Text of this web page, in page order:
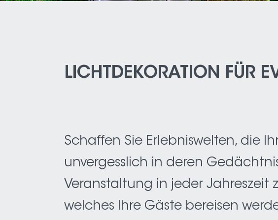
LICHTDEKORATION FÜR
Schaffen Sie Erlebniswelten, die
unvergesslich in deren
Veranstaltung in jeder Jahreszeit
welches Ihre Gäste bereisen